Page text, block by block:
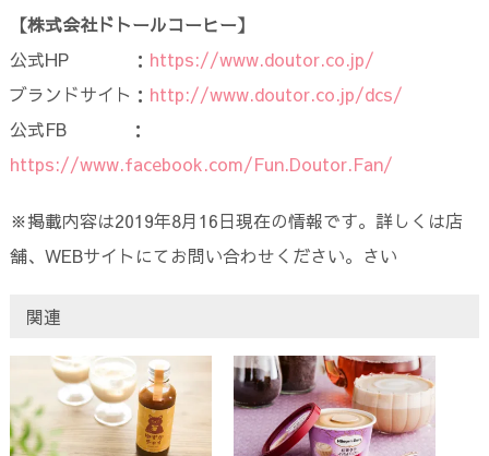
【株式会社ドトールコーヒー】
公式HP ： https://www.doutor.co.jp/
ブランドサイト： http://www.doutor.co.jp/dcs/
公式FB ：
https://www.facebook.com/Fun.Doutor.Fan/
※掲載内容は2019年8月16日現在の情報です。詳しくは店
舗、WEBサイトにてお問い合わせください。さい
関連